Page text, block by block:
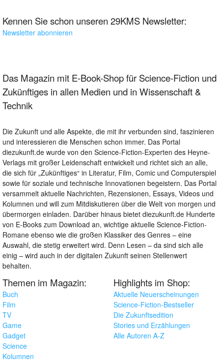
Kennen Sie schon unseren 29KMS Newsletter:
Newsletter abonnieren
Das Magazin mit E-Book-Shop für Science-Fiction und
Zukünftiges in allen Medien und in Wissenschaft &
Technik
Die Zukunft und alle Aspekte, die mit ihr verbunden sind, faszinieren
und interessieren die Menschen schon immer. Das Portal
diezukunft.de wurde von den Science-Fiction-Experten des Heyne-
Verlags mit großer Leidenschaft entwickelt und richtet sich an alle,
die sich für „Zukünftiges“ in Literatur, Film, Comic und Computerspiel
sowie für soziale und technische Innovationen begeistern. Das Portal
versammelt aktuelle Nachrichten, Rezensionen, Essays, Videos und
Kolumnen und will zum Mitdiskutieren über die Welt von morgen und
übermorgen einladen. Darüber hinaus bietet diezukunft.de Hunderte
von E-Books zum Download an, wichtige aktuelle Science-Fiction-
Romane ebenso wie die großen Klassiker des Genres – eine
Auswahl, die stetig erweitert wird. Denn Lesen – da sind sich alle
einig – wird auch in der digitalen Zukunft seinen Stellenwert
behalten.
Themen im Magazin:
Buch
Film
TV
Game
Gadget
Science
Kolumnen
Highlights im Shop:
Aktuelle Neuerscheinungen
Science-Fiction-Bestseller
Die Zukunftsedition
Stories und Erzählungen
Alle Autoren A-Z